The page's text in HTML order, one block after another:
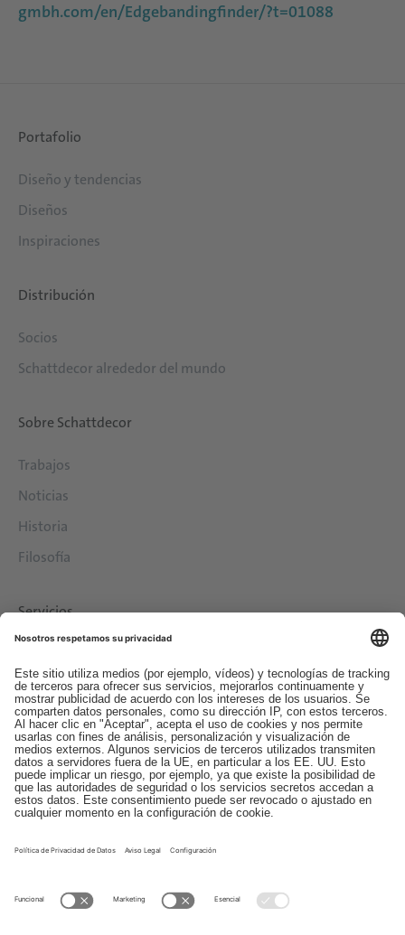
gmbh.com/en/Edgebandingfinder/?t=01088
Portafolio
Diseño y tendencias
Diseños
Inspiraciones
Distribución
Socios
Schattdecor alrededor del mundo
Sobre Schattdecor
Trabajos
Noticias
Historia
Filosofía
Servicios
Contacto
EDI
Aviso legal